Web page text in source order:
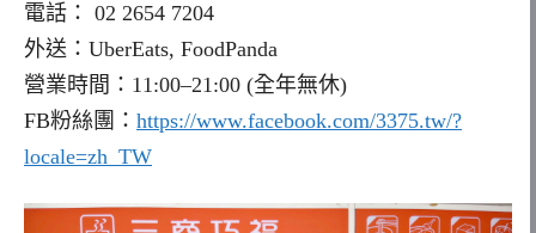
電話： 02 2654 7204
外送：UberEats, FoodPanda
營業時間：11:00–21:00 (全年無休)
FB粉絲團： https://www.facebook.com/3375.tw/?
locale=zh_TW